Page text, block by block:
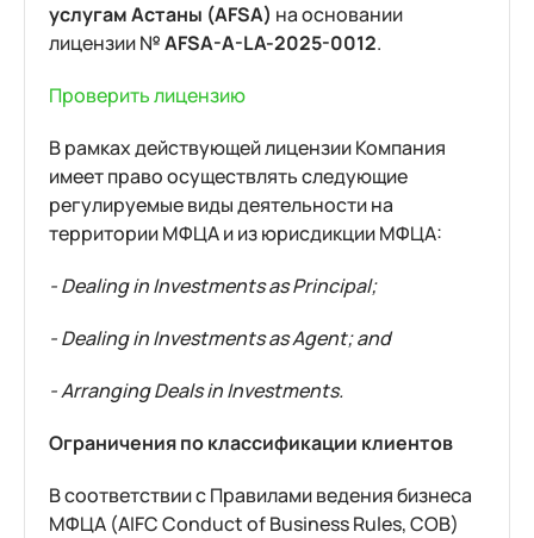
услугам Астаны (AFSA) на основании
лицензии №AFSA-A-LA-2025-0012.
Проверить лицензию
В рамках действующей лицензии Компания
имеет право осуществлять следующие
регулируемые виды деятельности на
территории МФЦА и из юрисдикции МФЦА:
- Dealing in Investments as Principal;
- Dealing in Investments as Agent; and
- Arranging Deals in Investments.
Ограничения по классификации клиентов
В соответствии с Правилами ведения бизнеса
МФЦА (AIFC Conduct of Business Rules, COB)